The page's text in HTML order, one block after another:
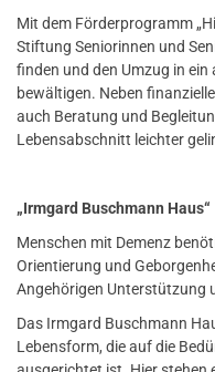
Mit dem Förderprogramm
Stiftung Seniorinnen und
finden und den Umzug in
bewältigen. Neben
auch Beratung und
Lebensabschnitt leichter
„Irmgard Buschmann Haus“
Menschen mit Demenz
Orientierung und
Angehörigen Unterstützung
Das Irmgard Buschmann
Lebensform, die auf die